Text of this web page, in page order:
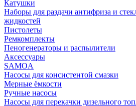
Катушки
Наборы для раздачи антифриза и
жидкостей
Пистолеты
Ремкомплекты
Пеногенераторы и распылители
Аксессуары
SAMOA
Насосы для консистентой смазки
Мерные ёмкости
Ручные насосы
Насосы для перекачки дизельного